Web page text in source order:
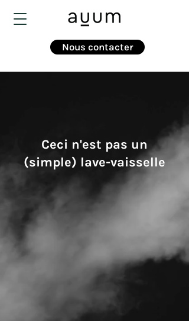
Nous contacter
Ceci n'est pas un
(simple) lave-vaisselle